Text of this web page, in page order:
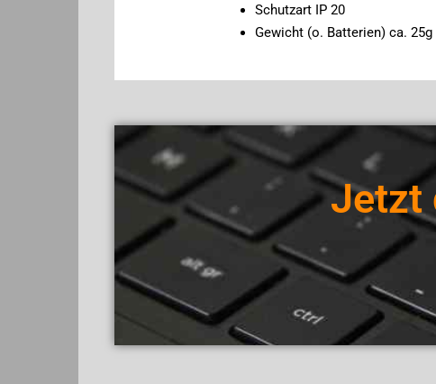
Schutzart IP 20
Gewicht (o. Batterien) ca. 25g
Jetzt